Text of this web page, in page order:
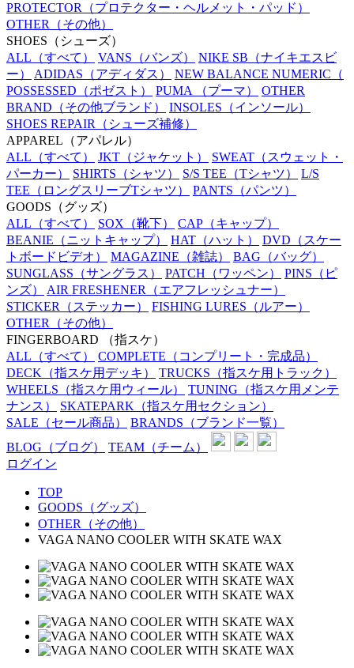
PROTECTOR （プロテクター・ヘルメット・パッド）
OTHER （その他）
SHOES （シューズ）
ALL （すべて） VANS （バンズ） NIKE SB （ナイキエスビ
ー）
ADIDAS （アディダス） NEW BALANCE NUMERIC （
POSSESSED （ポゼスト） PUMA （プーマ）
OTHER
BRAND （その他ブランド） INSOLES （インソール）
SHOES REPAIR （シューズ補修）
APPAREL （アパレル）
ALL （すべて） JKT （ジャケット） SWEAT （スウェット・
パーカー）
SHIRTS （シャツ） S/S TEE （Tシャツ）
L/S
TEE （ロングスリーブTシャツ） PANTS （パンツ）
GOODS （グッズ）
ALL （すべて） SOX （靴下） CAP （キャップ）
BEANIE （ニットキャップ） HAT （ハット） DVD （スケー
トボードビデオ）
MAGAZINE （雑誌） BAG （バッグ）
SUNGLASS （サングラス） PATCH （ワッペン） PINS （ピ
ンズ）
AIR FRESHENER （エアフレッシュナー）
STICKER （ステッカー） FISHING LURES （ルアー）
OTHER （その他）
FINGERBOARD
（指スケ）
ALL （すべて） COMPLETE （コンプリート・完成品）
DECK （指スケ用デッキ） TRUCKS （指スケ用トラック）
WHEELS （指スケ用ウィール） TUNING （指スケ用メンテ
ナンス）
SKATEPARK （指スケ用セクション）
SALE （セール商品） BRANDS （ブランド一覧）
BLOG （ブログ） TEAM （チーム）
ログイン
TOP
GOODS（グッズ）
OTHER（その他）
VAGA NANO COOLER WITH SKATE WAX